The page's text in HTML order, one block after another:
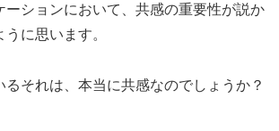
ーションにおいて、共感の重要性が説か
に思います。
るそれは、本当に共感なのでしょうか？